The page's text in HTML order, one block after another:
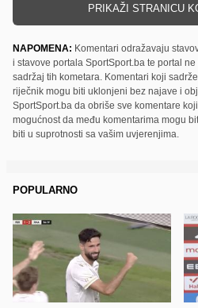
PRIKAŽI STRANICU
NAPOMENA: Komentari odražavaju
i stavove portala SportSport.ba te portal
sadržaj tih kometara. Komentari koji
riječnik mogu biti uklonjeni bez najave i
SportSport.ba da obriše sve komentare
mogućnost da među komentarima mogu
biti u suprotnosti sa vašim uvjerenjima.
POPULARNO